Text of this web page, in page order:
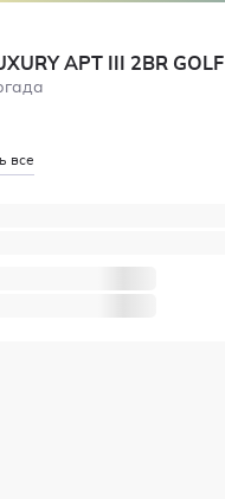
APT III 2BR GOLF
все